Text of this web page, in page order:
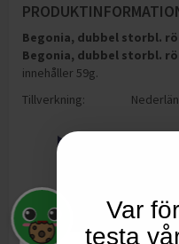
Begonia, dubbel storbl.
Begonia, dubbel storbl.
innehåller 59g.
Tillverkning:
Var
testa